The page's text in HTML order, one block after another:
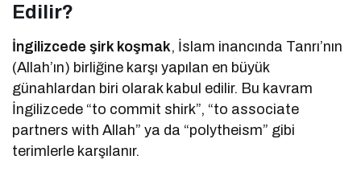
Edilir?
İngilizcede şirk koşmak, İslam inancında Tanrı’nın
(Allah’ın) birliğine karşı yapılan en büyük
günahlardan biri olarak kabul edilir. Bu kavram
İngilizcede “to commit shirk”, “to associate
partners with Allah” ya da “polytheism” gibi
terimlerle karşılanır.